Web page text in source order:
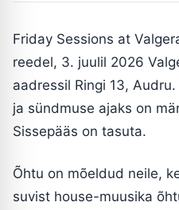
Friday Sessions at
reedel, 3. juulil 2026
aadressil Ringi 13,
ja sündmuse ajaks on
Sissepääs on tasuta.
Õhtu on mõeldud neile,
suvist house-muusika